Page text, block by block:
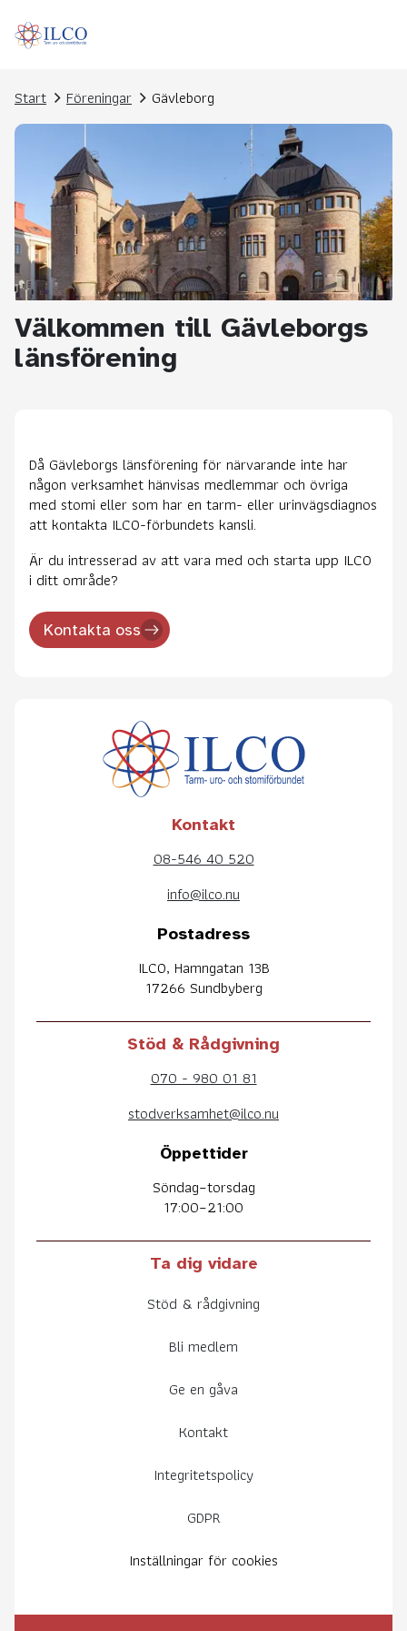
Start Föreningar Gävleborg
Välkommen till Gävleborgs
länsförening
Då Gävleborgs länsförening för närvarande inte har
någon verksamhet hänvisas medlemmar och övriga
med stomi eller som har en tarm- eller urinvägsdiagnos
att kontakta ILCO-förbundets kansli.
Är du intresserad av att vara med och starta upp ILCO
i ditt område?
Kontakta oss
Kontakt
08-546 40 520
info@ilco.nu
Postadress
ILCO, Hamngatan 13B
17266 Sundbyberg
Stöd & Rådgivning
070 - 980 01 81
stodverksamhet@ilco.nu
Öppettider
Söndag–torsdag
17:00–21:00
Ta dig vidare
Stöd & rådgivning
Bli medlem
Ge en gåva
Kontakt
Integritetspolicy
GDPR
Inställningar för cookies